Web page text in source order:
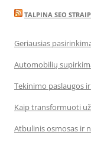
TALPINA SEO
Geriausias
Automobilių
Tekinimo paslaugos
Kaip transformuoti
Atbulinis osmosas ir